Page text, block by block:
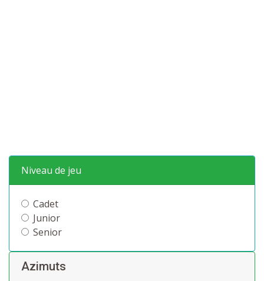
Niveau de jeu
Cadet
Junior
Senior
Azimuts